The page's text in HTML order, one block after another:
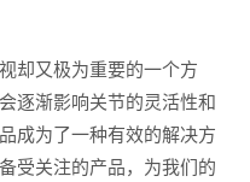
却又极为重要的一个方
逐渐影响关节的灵活性和
成为了一种有效的解决方
受关注的产品，为我们的